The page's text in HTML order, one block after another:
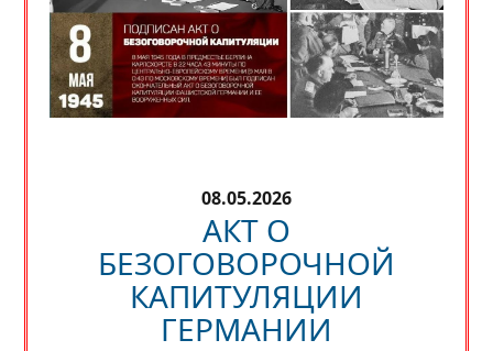
08.05.2026
АКТ О
БЕЗОГОВОРОЧНОЙ
КАПИТУЛЯЦИИ
ГЕРМАНИИ